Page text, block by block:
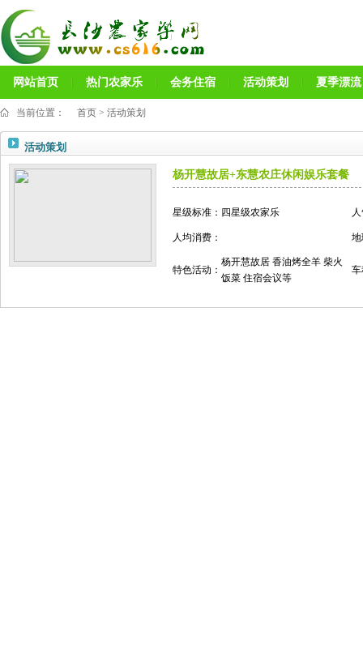
网站首页 热门农家乐 会务住宿 活动策划 夏季漂流
当前位置： 首页 > 活动策划
活动策划
杨开慧故居+东慧农庄休闲娱乐套餐
星级标准： 四星级农家乐
人均消费：
特色活动：
杨开慧故居 香油烤全羊 柴火
饭菜 住宿会议等